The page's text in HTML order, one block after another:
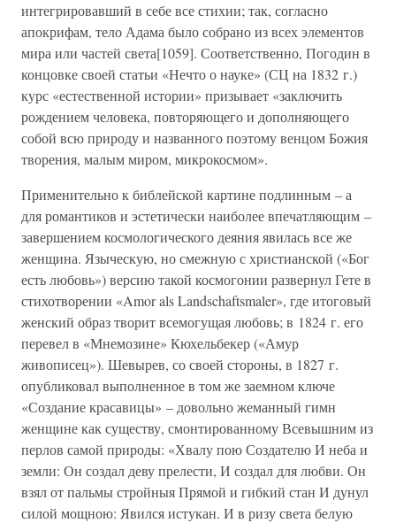
интегрировавший в себе все стихии; так, согласно
апокрифам, тело Адама было собрано из всех элементов
мира или частей света[1059]. Соответственно, Погодин в
концовке своей статьи «Нечто о науке» (СЦ на 1832 г.)
курс «естественной истории» призывает «заключить
рождением человека, повторяющего и дополняющего
собой всю природу и названного поэтому венцом Божия
творения, малым миром, микрокосмом».
Применительно к библейской картине подлинным – а
для романтиков и эстетически наиболее впечатляющим –
завершением космологического деяния явилась все же
женщина. Языческую, но смежную с христианской («Бог
есть любовь») версию такой космогонии развернул Гете в
стихотворении «Amor als Landschaftsmaler», где итоговый
женский образ творит всемогущая любовь; в 1824 г. его
перевел в «Мнемозине» Кюхельбекер («Амур
живописец»). Шевырев, со своей стороны, в 1827 г.
опубликовал выполненное в том же заемном ключе
«Создание красавицы» – довольно жеманный гимн
женщине как существу, смонтированному Всевышним из
перлов самой природы: «Хвалу пою Создателю И неба и
земли: Он создал деву прелести, И создал для любви. Он
взял от пальмы стройныя Прямой и гибкий стан И дунул
силой мощною: Явился истукан. И в ризу света белую